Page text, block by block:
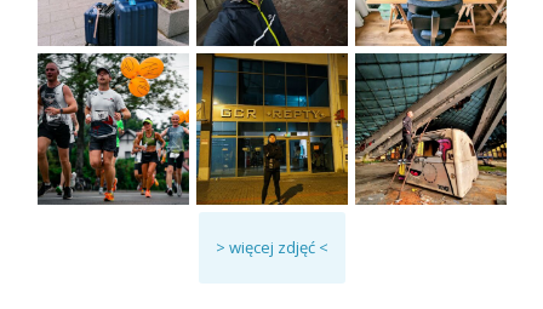
> więcej zdjęć <